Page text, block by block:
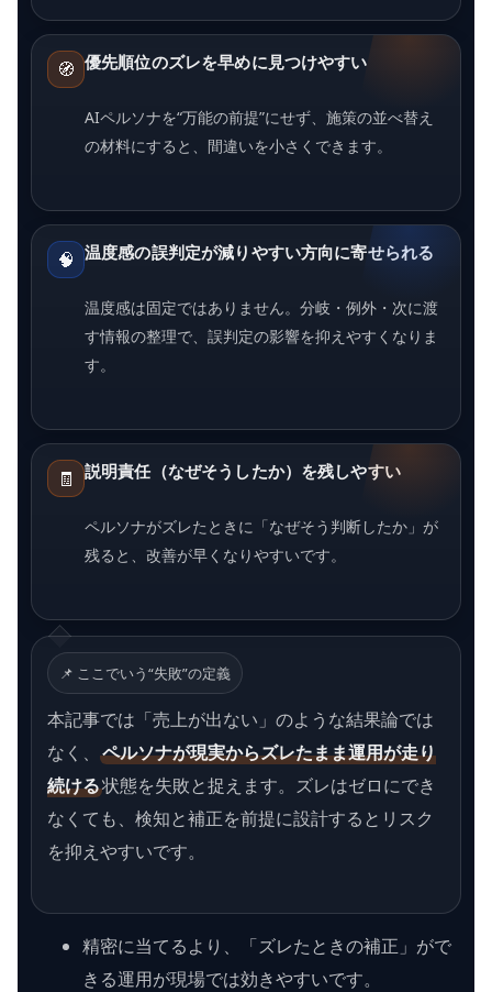
🧭 優先順位のズレを早めに見つけやすい
AIペルソナを“万能の前提”にせず、施策の並べ替え
の材料にすると、間違いを小さくできます。
🧠 温度感の誤判定が減りやすい方向に寄せられる
温度感は固定ではありません。分岐・例外・次に渡
す情報の整理で、誤判定の影響を抑えやすくなりま
す。
🧾 説明責任（なぜそうしたか）を残しやすい
ペルソナがズレたときに「なぜそう判断したか」が
残ると、改善が早くなりやすいです。
📌 ここでいう“失敗”の定義
本記事では「売上が出ない」のような結果論では
なく、 ペルソナが現実からズレたまま運用が走り
続ける状態を失敗と捉えます。ズレはゼロにでき
なくても、検知と補正を前提に設計するとリスク
を抑えやすいです。
精密に当てるより、「ズレたときの補正」がで
きる運用が現場では効きやすいです。